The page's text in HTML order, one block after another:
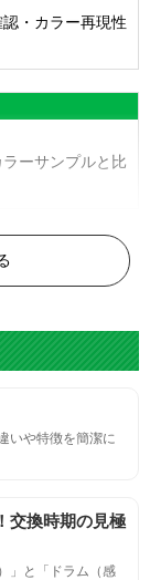
・カラー再現性
ーサンプルと比
いや特徴を簡潔に
交換時期の見極
」と「ドラム（感